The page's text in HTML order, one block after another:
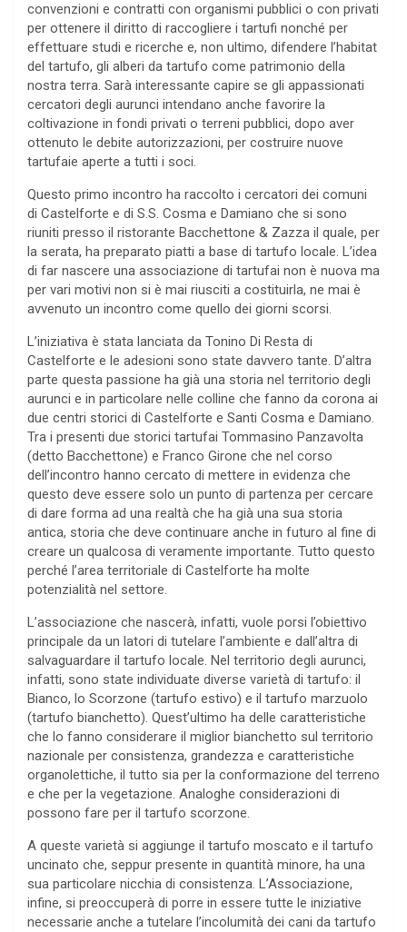
convenzioni e contratti con organismi pubblici o con privati
per ottenere il diritto di raccogliere i tartufi nonché per
effettuare studi e ricerche e, non ultimo, difendere l’habitat
del tartufo, gli alberi da tartufo come patrimonio della
nostra terra. Sarà interessante capire se gli appassionati
cercatori degli aurunci intendano anche favorire la
coltivazione in fondi privati o terreni pubblici, dopo aver
ottenuto le debite autorizzazioni, per costruire nuove
tartufaie aperte a tutti i soci.
Questo primo incontro ha raccolto i cercatori dei comuni
di Castelforte e di S.S. Cosma e Damiano che si sono
riuniti presso il ristorante Bacchettone & Zazza il quale, per
la serata, ha preparato piatti a base di tartufo locale. L’idea
di far nascere una associazione di tartufai non è nuova ma
per vari motivi non si è mai riusciti a costituirla, ne mai è
avvenuto un incontro come quello dei giorni scorsi.
L’iniziativa è stata lanciata da Tonino Di Resta di
Castelforte e le adesioni sono state davvero tante. D’altra
parte questa passione ha già una storia nel territorio degli
aurunci e in particolare nelle colline che fanno da corona ai
due centri storici di Castelforte e Santi Cosma e Damiano.
Tra i presenti due storici tartufai Tommasino Panzavolta
(detto Bacchettone) e Franco Girone che nel corso
dell’incontro hanno cercato di mettere in evidenza che
questo deve essere solo un punto di partenza per cercare
di dare forma ad una realtà che ha già una sua storia
antica, storia che deve continuare anche in futuro al fine di
creare un qualcosa di veramente importante. Tutto questo
perché l’area territoriale di Castelforte ha molte
potenzialità nel settore.
L’associazione che nascerà, infatti, vuole porsi l’obiettivo
principale da un latori di tutelare l’ambiente e dall’altra di
salvaguardare il tartufo locale. Nel territorio degli aurunci,
infatti, sono state individuate diverse varietà di tartufo: il
Bianco, lo Scorzone (tartufo estivo) e il tartufo marzuolo
(tartufo bianchetto). Quest’ultimo ha delle caratteristiche
che lo fanno considerare il miglior bianchetto sul territorio
nazionale per consistenza, grandezza e caratteristiche
organolettiche, il tutto sia per la conformazione del terreno
e che per la vegetazione. Analoghe considerazioni di
possono fare per il tartufo scorzone.
A queste varietà si aggiunge il tartufo moscato e il tartufo
uncinato che, seppur presente in quantità minore, ha una
sua particolare nicchia di consistenza. L’Associazione,
infine, si preoccuperà di porre in essere tutte le iniziative
necessarie anche a tutelare l’incolumità dei cani da tartufo